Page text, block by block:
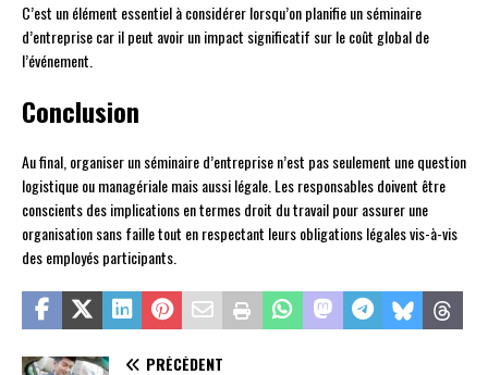
C’est un élément essentiel à considérer lorsqu’on planifie un séminaire
d’entreprise car il peut avoir un impact significatif sur le coût global de
l’événement.
Conclusion
Au final, organiser un séminaire d’entreprise n’est pas seulement une question
logistique ou managériale mais aussi légale. Les responsables doivent être
conscients des implications en termes droit du travail pour assurer une
organisation sans faille tout en respectant leurs obligations légales vis-à-vis
des employés participants.
PRÉCÉDENT